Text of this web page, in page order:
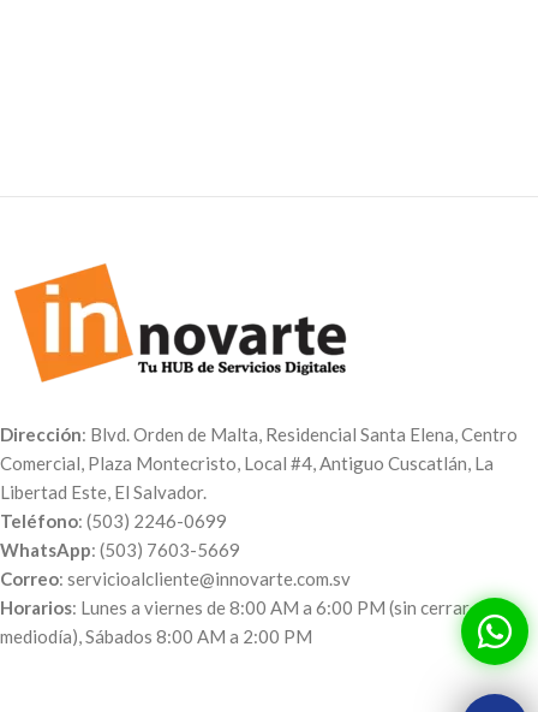
Dirección: Blvd. Orden de Malta, Residencial Santa Elena, Centro
Comercial, Plaza Montecristo, Local #4, Antiguo Cuscatlán, La
Libertad Este, El Salvador.
Teléfono: (503) 2246-0699
WhatsApp: (503) 7603-5669
Correo: servicioalcliente@innovarte.com.sv
Horarios: Lunes a viernes de 8:00 AM a 6:00 PM (sin cerrar al
mediodía), Sábados 8:00 AM a 2:00 PM